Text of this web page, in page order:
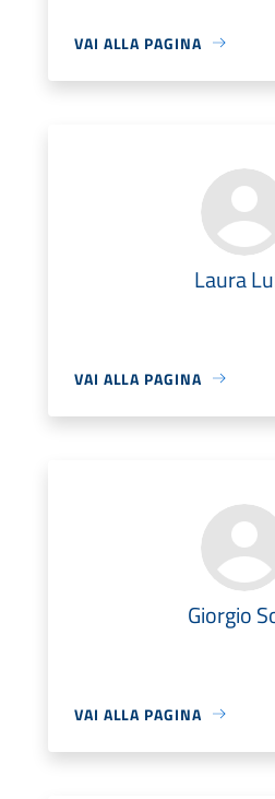
VAI ALLA PAGINA
Laura
VAI ALLA PAGINA
Giorgio
VAI ALLA PAGINA